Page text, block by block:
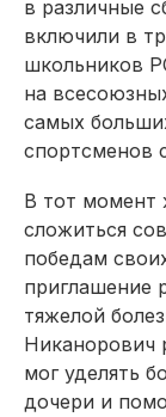
в различные
включили в
школьников
на
самых
спортсменов
В тот момент
сложиться
победам
приглашение
тяжелой
Никанорович
мог уделять
дочери и